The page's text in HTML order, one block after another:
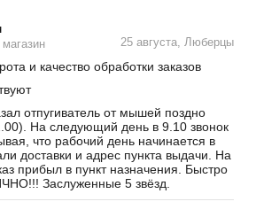
25 августа, Люберцы
и качество обработки заказов
отпугиватель от мышей поздно
На следующий день в 9.10 звонок
что рабочий день начинается в
доставки и адрес пункта выдачи. На
прибыл в пункт назначения. Быстро
Заслуженные 5 звёзд.